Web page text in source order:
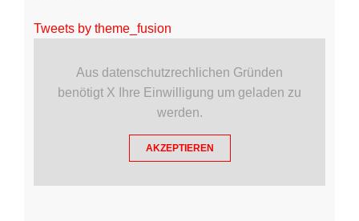
Tweets by theme_fusion
Aus datenschutzrechlichen Gründen
benötigt X Ihre Einwilligung um geladen zu
werden.
AKZEPTIEREN